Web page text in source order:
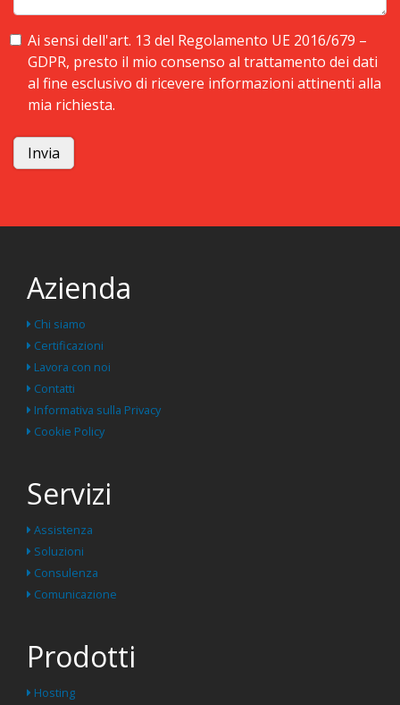
Ai sensi dell'art. 13 del Regolamento UE 2016/679 –
GDPR, presto il mio consenso al trattamento dei dati
al fine esclusivo di ricevere informazioni attinenti alla
mia richiesta.
Azienda
Chi siamo
Certificazioni
Lavora con noi
Contatti
Informativa sulla Privacy
Cookie Policy
Servizi
Assistenza
Soluzioni
Consulenza
Comunicazione
Prodotti
Hosting